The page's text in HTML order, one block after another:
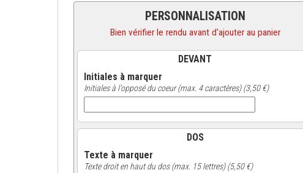
PERSONNALISATION
Bien vérifier le rendu avant d'ajouter au panier
DEVANT
Initiales à marquer
Initiales à l'opposé du coeur (max. 4 caractères) (3,50 €)
DOS
Texte à marquer
Texte droit en haut du dos (max. 15 lettres) (5,50 €)